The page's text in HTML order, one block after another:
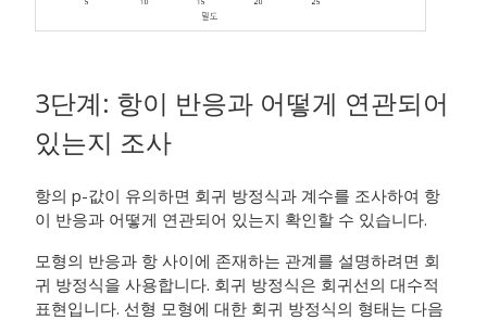
3단계: 항이 반응과 어떻게 연관되어
있는지 조사
항의 p-값이 유의하면 회귀 방정식과 계수를 조사하여 항
이 반응과 어떻게 연관되어 있는지 확인할 수 있습니다.
모형의 반응과 항 사이에 존재하는 관계를 설명하려면 회
귀 방정식을 사용합니다. 회귀 방정식은 회귀선의 대수적
표현입니다. 선형 모형에 대한 회귀 방정식의 형태는 다음